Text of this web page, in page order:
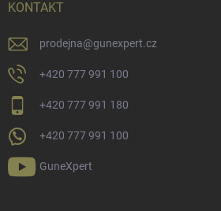
KONTAKT
prodejna@gunexpert.cz
+420 777 991 100
+420 777 991 180
+420 777 991 100
GuneXpert